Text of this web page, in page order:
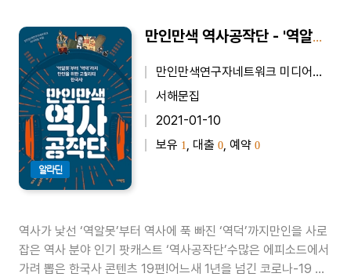
알라딘
만인만색 역사공작단 - '역알못'부터 '역덕'까지, 만인을 위한 고퀄리티 한국사
만인만색연구자네트워크 미디어팀 (지은이)
서해문집
2021-01-10
보유 1 , 대출 0 , 예약 0
역사가 낯선 ‘역알못’부터 역사에 푹 빠진 ‘역덕’까지만인을 사로
잡은 역사 분야 인기 팟캐스트 ‘역사공작단’수많은 에피소드에서
가려 뽑은 한국사 콘텐츠 19편!어느새 1년을 넘긴 코로나-19 팬